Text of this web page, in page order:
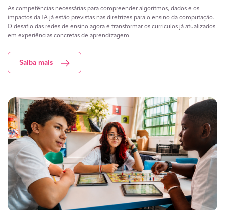
As competências necessárias para compreender algoritmos, dados e os
impactos da IA já estão previstas nas diretrizes para o ensino da computação.
O desafio das redes de ensino agora é transformar os currículos já atualizados
em experiências concretas de aprendizagem
Saiba mais